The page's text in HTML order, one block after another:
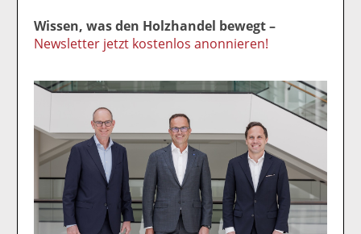
Wissen, was den Holzhandel bewegt –
Newsletter jetzt kostenlos anonnieren!